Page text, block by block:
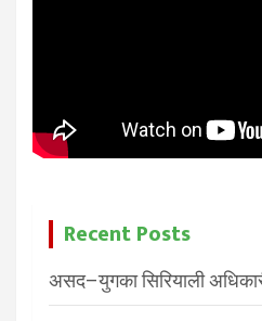
Recent Posts
असद–युगका सिरियाली